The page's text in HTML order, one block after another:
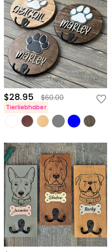
$28.95 $60.00
Tierliebhaber